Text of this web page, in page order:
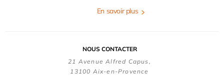
En savoir plus
NOUS CONTACTER
21 Avenue Alfred Capus,
13100 Aix-en-Provence